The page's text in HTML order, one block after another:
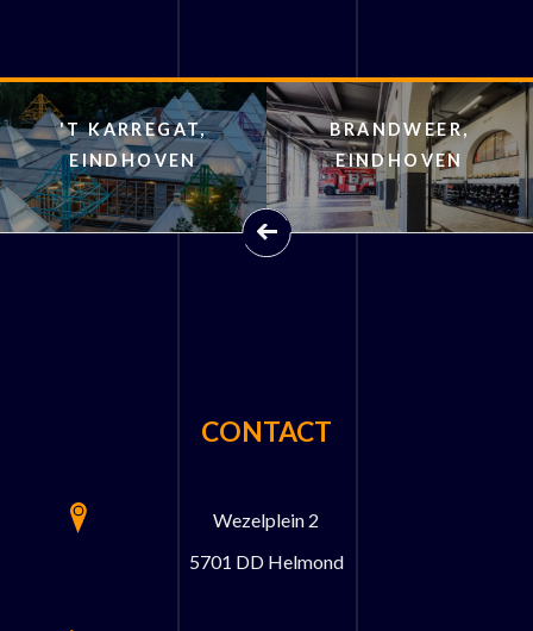
'T KARREGAT,
EINDHOVEN
BRANDWEER,
EINDHOVEN
CONTACT
Wezelplein 2
5701 DD Helmond